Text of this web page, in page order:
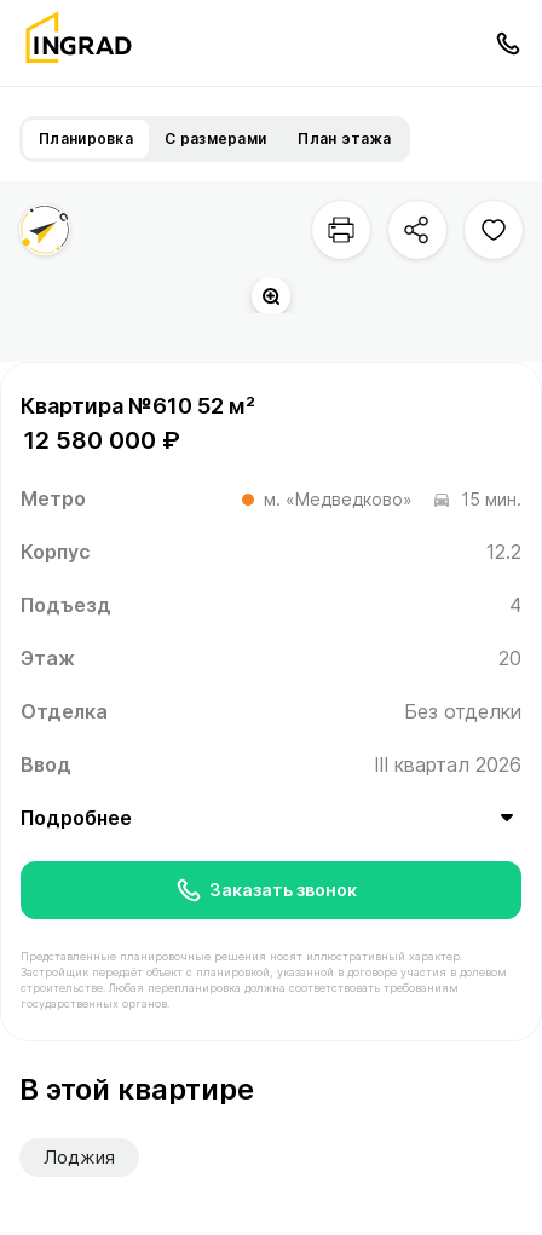
Планировка С размерами План этажа
Квартира №610 52 м²
12 580 000 ₽
Метро м. «Медведково» 15 мин.
Корпус 12.2
Подъезд 4
Этаж 20
Отделка Без отделки
Ввод III квартал 2026
Подробнее
Заказать звонок
Представленные планировочные решения носят иллюстративный характер.
Застройщик передаёт объект с планировкой, указанной в договоре участия в долевом
строительстве. Любая перепланировка должна соответствовать требованиям
государственных органов.
В этой квартире
Лоджия